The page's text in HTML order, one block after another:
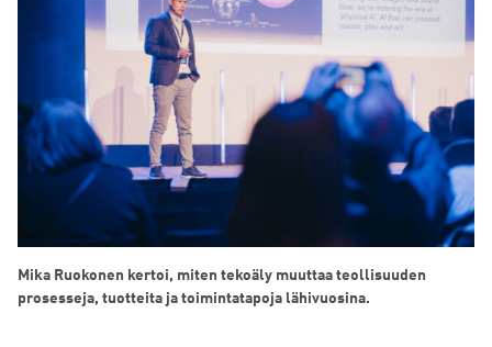
Mika Ruokonen kertoi, miten tekoäly muuttaa teollisuuden
prosesseja, tuotteita ja toimintatapoja lähivuosina.